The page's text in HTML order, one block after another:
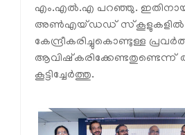
എം.എൽ.എ പറഞ്ഞു.
അൺഎയ്ഡഡ് സ്‌കൂളുകളിൽ
കേന്ദ്രീകരിച്ചുകൊണ്ടുള്ള
ആവിഷ്‌കരിക്കേണ്ടതുണ്ടെന്ന്
കൂട്ടിച്ചേർത്തു.